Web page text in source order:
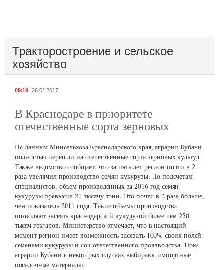
Тракторостроение и сельское
хозяйство
09:19 26.02.2017
В Краснодаре в приоритете
отечественные сорта зерновых
По данным Минсельхоза Краснодарского края, аграрии Кубани
полностью перешли на отечественные сорта зерновых культур.
Также ведомство сообщает, что за пять лет регион почти в 2
раза увеличил производство семян кукурузы. По подсчетам
специалистов, объем произведенных за 2016 год семян
кукурузы превысил 21 тысячу тонн. Это почти в 2 раза больше,
чем показатель 2011 года. Такие объемы производства
позволяют засеять краснодарской кукурузой более чем 250
тысяч гектаров. Министерство отмечает, что в настоящий
момент регион имеет возможность засевать 100% своих полей
семенами кукурузы и сои отечественного производства. Пока
аграрии Кубани в некоторых случаях выбирают импортные
посадочные материалы.